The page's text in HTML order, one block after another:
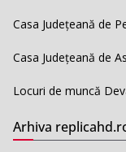
Casa Județeană de
Casa Județeană de
Locuri de muncă
Arhiva